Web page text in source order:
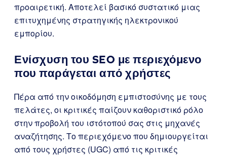
προαιρετική. Αποτελεί βασικό συστατικό μιας
επιτυχημένης στρατηγικής ηλεκτρονικού
εμπορίου.
Ενίσχυση του SEO με περιεχόμενο
που παράγεται από χρήστες
Πέρα από την οικοδόμηση εμπιστοσύνης με τους
πελάτες, οι κριτικές παίζουν καθοριστικό ρόλο
στην προβολή του ιστότοπού σας στις μηχανές
αναζήτησης. Το περιεχόμενο που δημιουργείται
από τους χρήστες (UGC) από τις κριτικές